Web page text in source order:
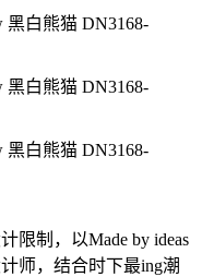
限制，以Made by ideas
师，结合时下最ing潮